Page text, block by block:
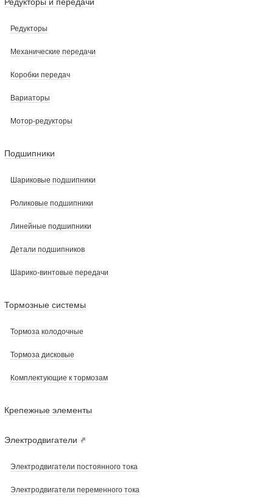
Редукторы
Механические передачи
Коробки передач
Вариаторы
Мотор-редукторы
Подшипники
Шариковые подшипники
Роликовые подшипники
Линейные подшипники
Детали подшипников
Шарико-винтовые передачи
Тормозные системы
Тормоза колодочные
Тормоза дисковые
Комплектующие к тормозам
Крепежные элементы
Электродвигатели
Электродвигатели постоянного тока
Электродвигатели переменного тока